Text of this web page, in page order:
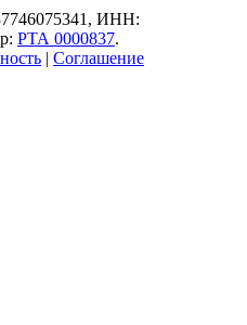
ИНН:
РТА 0000837.
| Соглашение